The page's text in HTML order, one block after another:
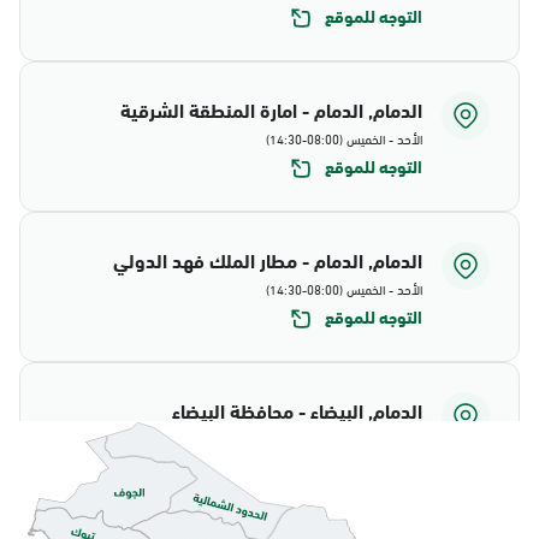
التوجه للموقع
الدمام, الدمام - امارة المنطقة الشرقية
الأحد - الخميس (08:00-14:30)
التوجه للموقع
الدمام, الدمام - مطار الملك فهد الدولي
الأحد - الخميس (08:00-14:30)
التوجه للموقع
الدمام, البيضاء - محافظة البيضاء